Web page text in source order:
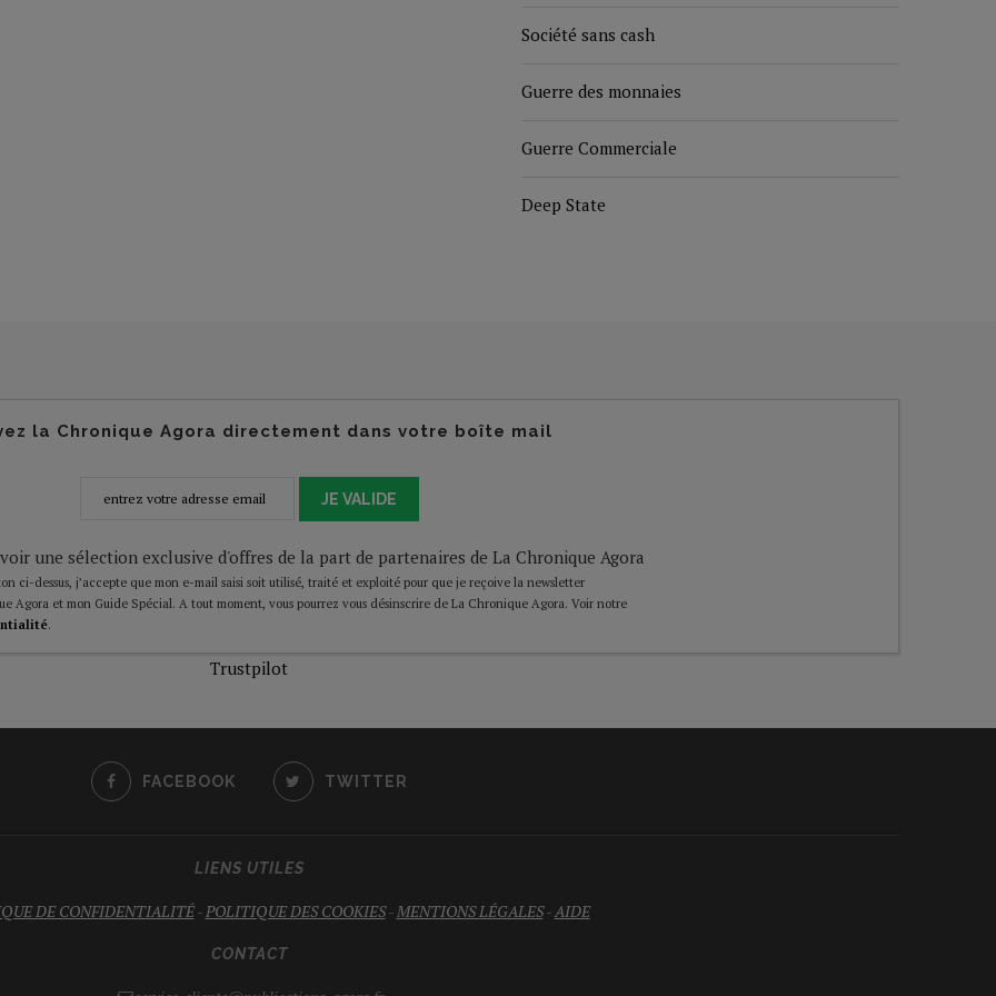
Société sans cash
Guerre des monnaies
Guerre Commerciale
Deep State
la Chronique Agora directement dans votre boîte mail
JE VALIDE
une sélection exclusive d'offres de la part de partenaires de La Chronique Agora
ci-dessus, j’accepte que mon e-mail saisi soit utilisé, traité et exploité pour que je reçoive la newsletter
Agora et mon Guide Spécial. A tout moment, vous pourrez vous désinscrire de La Chronique Agora. Voir notre
.
Trustpilot
FACEBOOK TWITTER
LIENS UTILES
DE CONFIDENTIALITÉ-POLITIQUE DES COOKIES-MENTIONS LÉGALES-AIDE
CONTACT